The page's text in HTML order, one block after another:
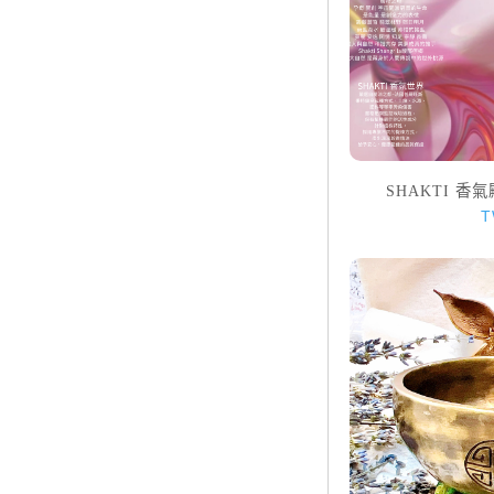
SHAKTI 香氣